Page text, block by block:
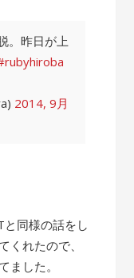
。昨日が上
2014, 9月
同様の話をし
くれたので、
ました。